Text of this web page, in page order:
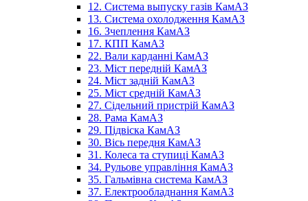
12. Система выпуску газів КамАЗ
13. Система охолодження КамАЗ
16. Зчеплення КамАЗ
17. КПП КамАЗ
22. Вали карданні КамАЗ
23. Міст передній КамАЗ
24. Міст задній КамАЗ
25. Міст средній КамАЗ
27. Сідельний пристрій КамАЗ
28. Рама КамАЗ
29. Підвіска КамАЗ
30. Вісь передня КамАЗ
31. Колеса та ступиці КамАЗ
34. Рульове управління КамАЗ
35. Гальмівна система КамАЗ
37. Електрообладнання КамАЗ